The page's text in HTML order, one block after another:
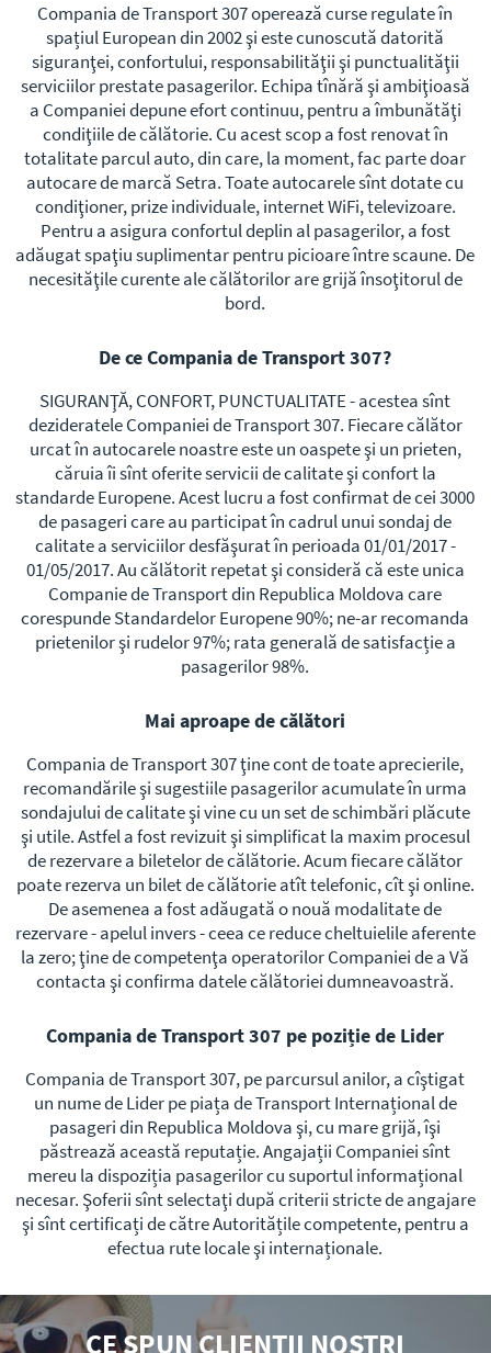
Verona
Vicenza
Compania de Transport 307 operează curse regulate în
spațiul European din 2002 şi este cunoscută datorită
siguranţei, confortului, responsabilităţii şi punctualităţii
serviciilor prestate pasagerilor. Echipa tînără şi ambiţioasă
a Сompaniei depune efort continuu, pentru a îmbunătăţi
condiţiile de călătorie. Cu acest scop a fost renovat în
totalitate parcul auto, din care, la moment, fac parte doar
autocare de marcă Setra. Toate autocarele sînt dotate cu
condiţioner, prize individuale, internet WiFi, televizoare.
Pentru a asigura confortul deplin al pasagerilor, a fost
adăugat spaţiu suplimentar pentru picioare între scaune. De
necesităţile curente ale călătorilor are grijă însoţitorul de
bord.
De ce Compania de Transport 307?
SIGURANŢĂ, CONFORT, PUNCTUALITATE - acestea sînt
dezideratele Companiei de Transport 307. Fiecare călător
urcat în autocarele noastre este un oaspete şi un prieten,
căruia îi sînt oferite servicii de calitate şi confort la
standarde Europene. Acest lucru a fost confirmat de cei 3000
de pasageri care au participat în cadrul unui sondaj de
calitate a serviciilor desfăşurat în perioada 01/01/2017 -
01/05/2017. Au călătorit repetat şi consideră că este unica
Companie de Transport din Republica Moldova care
corespunde Standardelor Europene 90%; ne-ar recomanda
prietenilor şi rudelor 97%; rata generală de satisfacție a
pasagerilor 98%.
Mai aproape de călători
Compania de Transport 307 ţine cont de toate aprecierile,
recomandările şi sugestiile pasagerilor acumulate în urma
sondajului de calitate şi vine cu un set de schimbări plăcute
şi utile. Astfel a fost revizuit şi simplificat la maxim procesul
de rezervare a biletelor de călătorie. Acum fiecare călător
poate rezerva un bilet de călătorie atît telefonic, cît şi online.
De asemenea a fost adăugată o nouă modalitate de
rezervare - apelul invers - ceea ce reduce cheltuielile aferente
la zero; ţine de competenţa operatorilor Companiei de a Vă
contacta şi confirma datele călătoriei dumneavoastră.
Compania de Transport 307 pe poziție de Lider
Compania de Transport 307, pe parcursul anilor, a cîştigat
un nume de Lider pe piața de Transport Internațional de
pasageri din Republica Moldova şi, cu mare grijă, îşi
păstrează această reputație. Angajații Companiei sînt
mereu la dispoziția pasagerilor cu suportul informațional
necesar. Şoferii sînt selectaţi după criterii stricte de angajare
şi sînt certificați de către Autoritățile competente, pentru a
efectua rute locale şi internaționale.
CE SPUN CLIENȚII NOŞTRI